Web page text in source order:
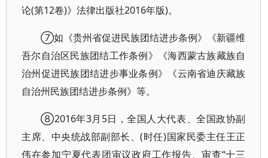
论(第12卷)》法律出版社2016年版)。
⑦如《贵州省促进民族团结进步条例》《新疆维
吾尔自治区民族团结工作条例》《海西蒙古族藏族自
治州促进民族团结进步事业条例》《云南省迪庆藏族
自治州民族团结进步条例》等。
⑧2016年3月5日，全国人大代表、全国政协副
主席、中央统战部副部长、(时任)国家民委主任王正
伟在参加宁夏代表团审议政府工作报告、审查“十三